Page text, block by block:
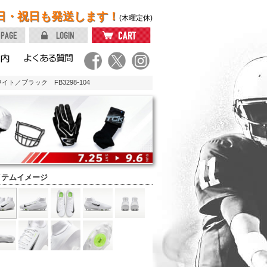
・祝日も発送します！ (木曜定休)
ト／ブラック FB3298-104
ムイメージ